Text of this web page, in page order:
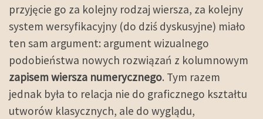
przyjęcie go za kolejny rodzaj wiersza, za kolejny
system wersyfikacyjny (do dziś dyskusyjne) miało
ten sam argument: argument wizualnego
podobieństwa nowych rozwiązań z kolumnowym
zapisem wiersza numerycznego. Tym razem
jednak była to relacja nie do graficznego kształtu
utworów klasycznych, ale do wyglądu,